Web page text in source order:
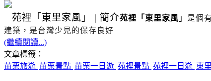
苑裡 「東里家風」 | 簡介苑裡「東里家風 」 是個
建築，是台灣少見的保存良好
(繼續閱讀...)
文章標籤：
苗栗旅遊 苗栗景點 苗栗一日遊 苑裡景點 苑裡一日遊 東